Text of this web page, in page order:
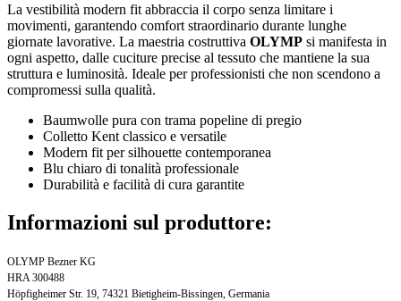
La vestibilità modern fit abbraccia il corpo senza limitare i
movimenti, garantendo comfort straordinario durante lunghe
giornate lavorative. La maestria costruttiva OLYMP si manifesta in
ogni aspetto, dalle cuciture precise al tessuto che mantiene la sua
struttura e luminosità. Ideale per professionisti che non scendono a
compromessi sulla qualità.
Baumwolle pura con trama popeline di pregio
Colletto Kent classico e versatile
Modern fit per silhouette contemporanea
Blu chiaro di tonalità professionale
Durabilità e facilità di cura garantite
Informazioni sul produttore:
OLYMP Bezner KG
HRA 300488
Höpfigheimer Str. 19, 74321 Bietigheim-Bissingen, Germania